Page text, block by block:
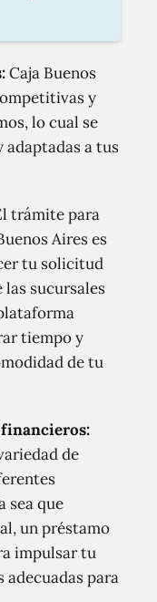
Caja Buenos
y
lo cual se
adaptadas a tus
trámite para
Aires es
tu solicitud
las sucursales
tiempo y
de tu
financieros:
de
sea que
un préstamo
impulsar tu
para